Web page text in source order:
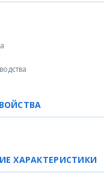
ХАРАКТЕРИСТИКИ